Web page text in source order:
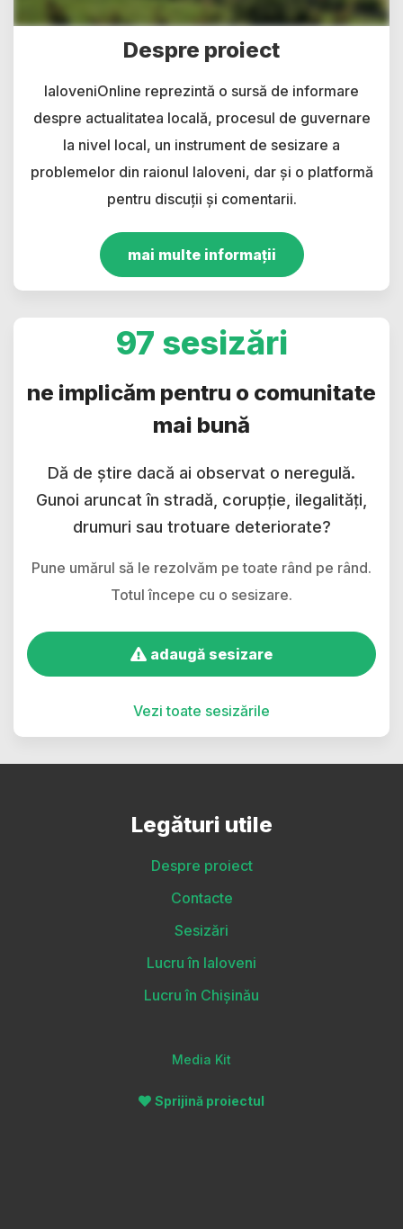
Despre proiect
IaloveniOnline reprezintă o sursă de informare
despre actualitatea locală, procesul de guvernare
la nivel local, un instrument de sesizare a
problemelor din raionul Ialoveni, dar și o platformă
pentru discuții și comentarii.
mai multe informații
97 sesizări
ne implicăm pentru o comunitate
mai bună
Dă de știre dacă ai observat o neregulă.
Gunoi aruncat în stradă, corupție, ilegalități,
drumuri sau trotuare deteriorate?
Pune umărul să le rezolvăm pe toate rând pe rând.
Totul începe cu o sesizare.
adaugă sesizare
Vezi toate sesizările
Legături utile
Despre proiect
Contacte
Sesizări
Lucru în Ialoveni
Lucru în Chișinău
Media Kit
Sprijină proiectul